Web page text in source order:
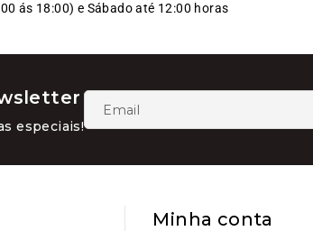
ás 18:00) e Sábado até 12:00 horas
especiais!
Minha conta